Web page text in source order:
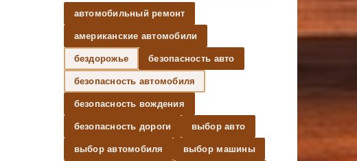
автомобильный ремонт
американские автомобили
бездорожье безопасность авто
безопасность автомобиля
безопасность вождения
безопасность дороги выбор авто
выбор автомобиля выбор машины